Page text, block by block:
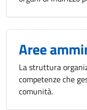
Aree
La struttura
competenze che
comunità.